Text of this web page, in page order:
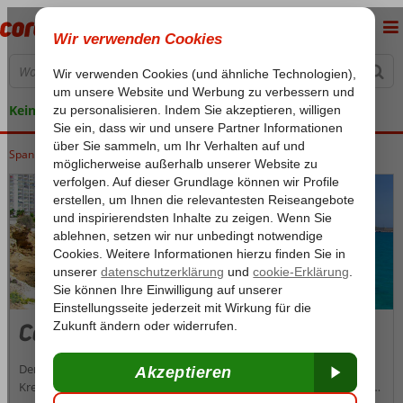
Keine versteckten Kosten
Home
Spanien Costa Blanca Costa Blanca Calpe
Calpe
Der lebhafte Badeort Calpe mit seinem 332 Meter hohen
Kreidefelsen, dem Peñón de Ifach, ist nicht leicht zu übersehen. Der